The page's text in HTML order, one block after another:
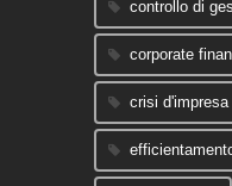
controllo di
corporate
crisi d'impresa